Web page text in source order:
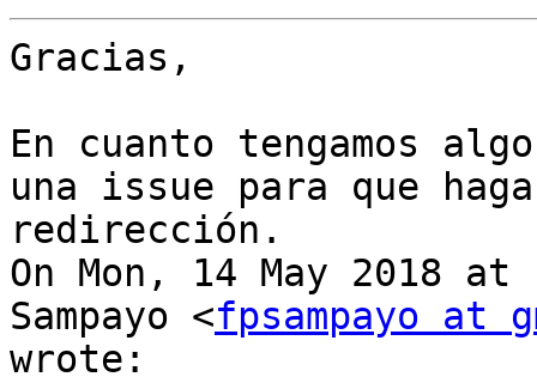
Gracias,
En cuanto tengamos
una issue para que
redirección.
On Mon, 14 May 2018
Sampayo <fpsampayo at
wrote: